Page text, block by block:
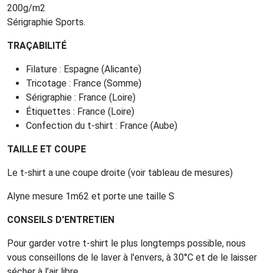
200g/m2
Sérigraphie Sports.
TRAÇABILITÉ
Filature : Espagne (Alicante)
Tricotage : France (Somme)
Sérigraphie : France (Loire)
Étiquettes : France (Loire)
Confection du t-shirt : France (Aube)
TAILLE ET COUPE
Le t-shirt a une coupe droite (voir tableau de mesures)
Alyne mesure 1m62 et porte une taille S
CONSEILS D'ENTRETIEN
Pour garder votre t-shirt le plus longtemps possible, nous
vous conseillons de le laver à l'envers, à 30°C et de le laisser